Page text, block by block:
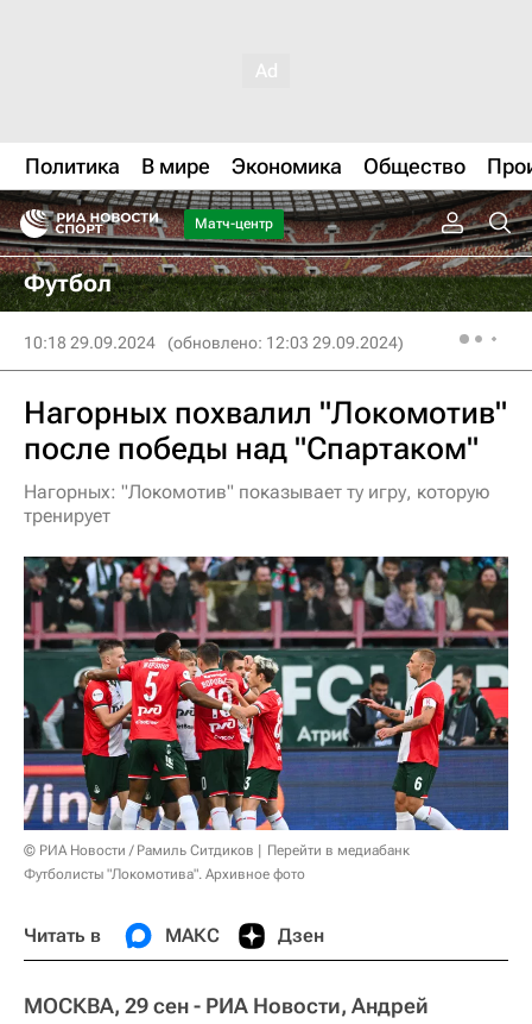
Политика В мире Экономика Общество
Матч-центр
Футбол
10:18 29.09.2024 (обновлено: 12:03 29.09.2024)
Нагорных похвалил "Локомотив"
после победы над "Спартаком"
Нагорных: "Локомотив" показывает ту игру, которую
тренирует
© РИА Новости / Рамиль Ситдиков
Перейти в медиабанк
Футболисты "Локомотива". Архивное фото
Читать в МАКС Дзен
МОСКВА, 29 сен - РИА Новости, Андрей